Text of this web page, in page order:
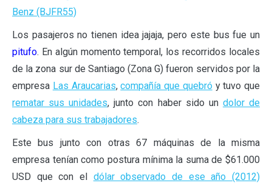
Los pasajeros no tienen idea jajaja, pero este bus fue un
pitufo. En algún momento temporal, los recorridos locales
de la zona sur de Santiago (Zona G) fueron servidos por la
empresa Las Araucarias,compañía que quebróy tuvo que
rematar sus unidades, junto con haber sido un dolor de
cabeza para sus trabajadores.
Este bus junto con otras 67 máquinas de la misma
empresa tenían como postura mínima la suma de $61.000
USD que con el dólar observado de ese año (2012)